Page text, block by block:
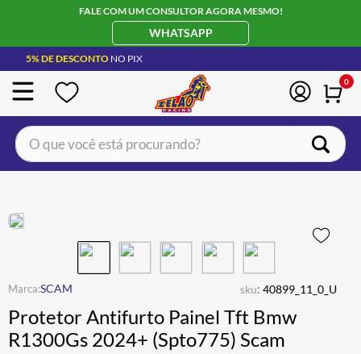
FALE COM UM CONSULTOR AGORA MESMO!
WHATSAPP
5% DE DESCONTO NO PIX
0
O que você está procurando?
SCAM sku: 40899_11_0_U
Protetor Antifurto Painel Tft Bmw
R1300Gs 2024+ (Spto775) Scam
JAQUETA
4º ÓCULOS SOLAR
5º LUVA
6º BAU